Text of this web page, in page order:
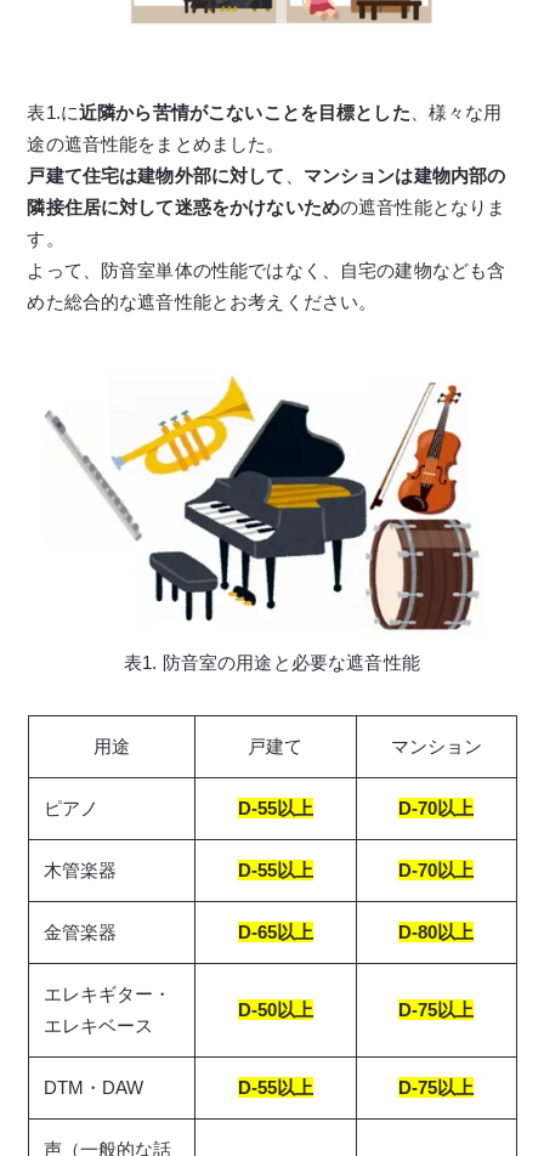
表1.に近隣から苦情がこないことを目標とした 、様々な用
途の遮音性能をまとめました。
戸建て住宅は建物外部に対して
マンションは建物内部の
隣接住居に対して迷惑をかけないための遮音性能となりま
す。
よって、防音室単体の性能ではなく、自宅の建物なども含
めた総合的な遮音性能とお考えください。
表1. 防音室の用途と必要な遮音性能
用途 戸建て マンション
ピアノ D-55以上 D-70以上
木管楽器 D-55以上 D-70以上
金管楽器 D-65以上 D-80以上
エレキギター・
エレキベース
D-50以上 D-75以上
DTM・DAW D-55以上 D-75以上
声（一般的な話